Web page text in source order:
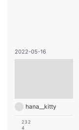
2022-05-16
hana__kitty
232
4